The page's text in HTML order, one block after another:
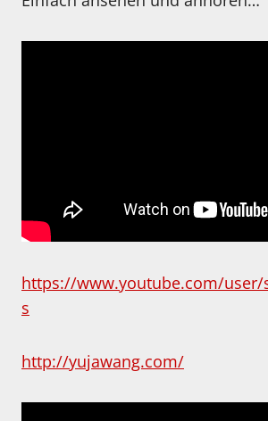
https://www.youtube.com/user/
s
http://yujawang.com/